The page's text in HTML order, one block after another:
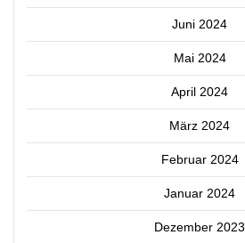
Juni 2024
Mai 2024
April 2024
März 2024
Februar 2024
Januar 2024
Dezember 2023